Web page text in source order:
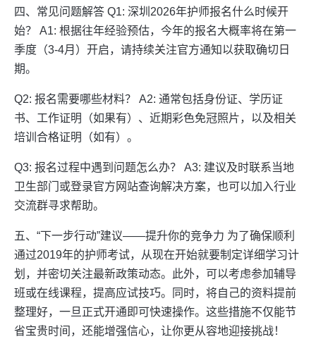
四、常见问题解答 Q1: 深圳2026年护师报名什么时候开
始？ A1: 根据往年经验预估，今年的报名大概率将在第一
季度（3-4月）开启，请持续关注官方通知以获取确切日
期。
Q2: 报名需要哪些材料？ A2: 通常包括身份证、学历证
书、工作证明（如果有）、近期彩色免冠照片，以及相关
培训合格证明（如有）。
Q3: 报名过程中遇到问题怎么办？ A3: 建议及时联系当地
卫生部门或登录官方网站查询解决方案，也可以加入行业
交流群寻求帮助。
五、“下一步行动”建议——提升你的竞争力 为了确保顺利
通过2019年的护师考试，从现在开始就要制定详细学习计
划，并密切关注最新政策动态。此外，可以考虑参加辅导
班或在线课程，提高应试技巧。同时，将自己的资料提前
整理好，一旦正式开通即可快速操作。这些措施不仅能节
省宝贵时间，还能增强信心，让你更从容地迎接挑战！